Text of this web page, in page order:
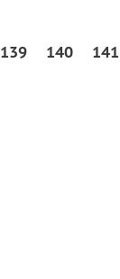
139 140 141